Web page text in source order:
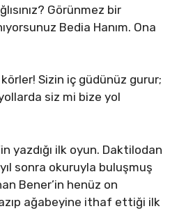
Görünmez bir
Bedia Hanım. Ona
körler! Sizin iç güdünüz gurur;
siz mi bize yol
yazdığı ilk oyun. Daktilodan
sonra okuruyla buluşmuş
Bener’in henüz on
ağabeyine ithaf ettiği ilk